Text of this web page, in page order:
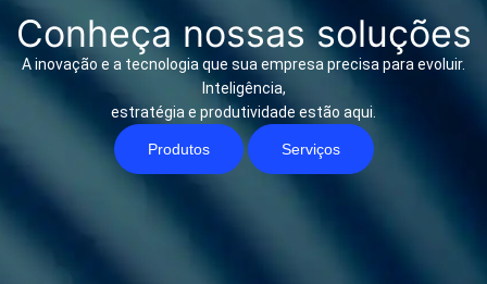
Conheça nossas soluções
A inovação e a tecnologia que sua empresa precisa para evoluir.
Inteligência,
estratégia e produtividade estão aqui.
Produtos Serviços